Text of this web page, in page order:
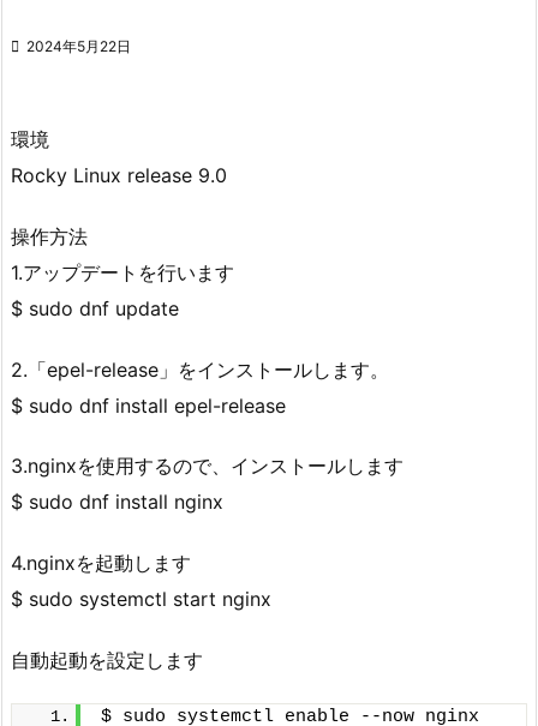
 2024年5月22日
環境
Rocky Linux release 9.0
操作方法
1.アップデートを行います
$ sudo dnf update
2.「epel-release」をインストールします。
$ sudo dnf install epel-release
3.nginxを使用するので、インストールします
$ sudo dnf install nginx
4.nginxを起動します
$ sudo systemctl start nginx
自動起動を設定します
$ sudo systemctl enable --now nginx